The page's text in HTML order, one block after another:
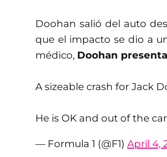
Doohan salió del auto
que el impacto se dio a
médico, Doohan
A sizeable crash for Jack
He is OK and out of the car
— Formula 1 (@F1) April 4,